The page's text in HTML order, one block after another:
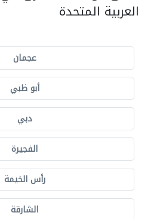
العربية المتحدة
عجمان
أبو ظبي
دبي
الفجيرة
رأس الخيمة
الشارقة